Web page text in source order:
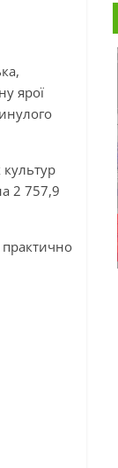
ярої
2 757,9
практично